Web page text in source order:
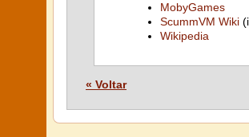
MobyGames
ScummVM Wiki
Wikipedia
« Voltar